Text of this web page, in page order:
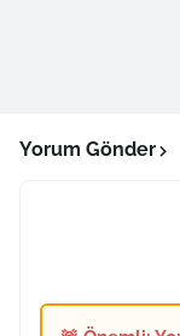
Yorum Gönder